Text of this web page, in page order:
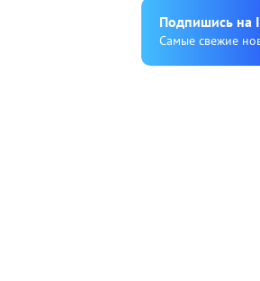
Подпишиcь на
Cамые свежие